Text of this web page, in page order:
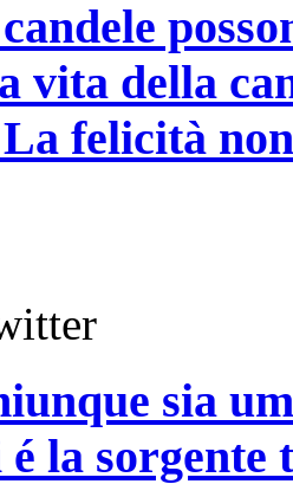
vita della
felicità
sia
la sorgente